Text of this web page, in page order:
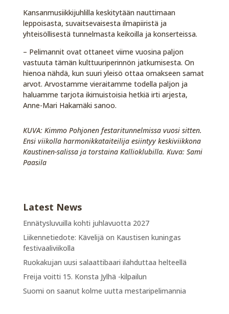
Kansanmusiikkijuhlilla keskitytään nauttimaan
leppoisasta, suvaitsevaisesta ilmapiiristä ja
yhteisöllisestä tunnelmasta keikoilla ja konserteissa.
– Pelimannit ovat ottaneet viime vuosina paljon
vastuuta tämän kulttuuriperinnön jatkumisesta. On
hienoa nähdä, kun suuri yleisö ottaa omakseen samat
arvot. Arvostamme vieraitamme todella paljon ja
haluamme tarjota ikimuistoisia hetkiä irti arjesta,
Anne-Mari Hakamäki sanoo.
KUVA: Kimmo Pohjonen festaritunnelmissa vuosi sitten.
Ensi viikolla harmonikkataiteilija esiintyy keskiviikkona
Kaustinen-salissa ja torstaina Kallioklubilla. Kuva: Sami
Paasila
Latest News
Ennätysluvuilla kohti juhlavuotta 2027
Liikennetiedote: Kävelijä on Kaustisen kuningas
festivaaliviikolla
Ruokakujan uusi salaattibaari ilahduttaa helteellä
Freija voitti 15. Konsta Jylhä -kilpailun
Suomi on saanut kolme uutta mestaripelimannia